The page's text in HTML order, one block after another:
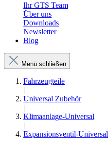
Ihr GTS Team
Über uns
Downloads
Newsletter
Blog
Menü schließen
Fahrzeugteile
|
Universal Zubehör
|
Klimaanlage-Universal
|
Expansionsventil-Universal